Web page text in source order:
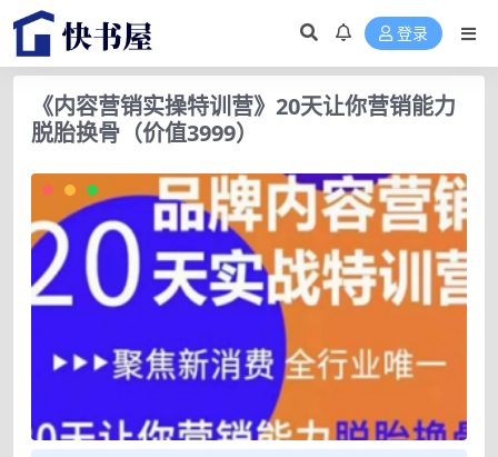
登录
《内容营销实操特训营》20天让你营销能力
脱胎换骨（价值3999）